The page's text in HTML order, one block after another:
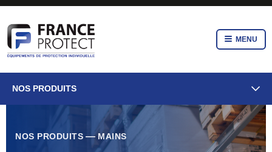
MENU
NOS PRODUITS
NOS PRODUITS MAINS